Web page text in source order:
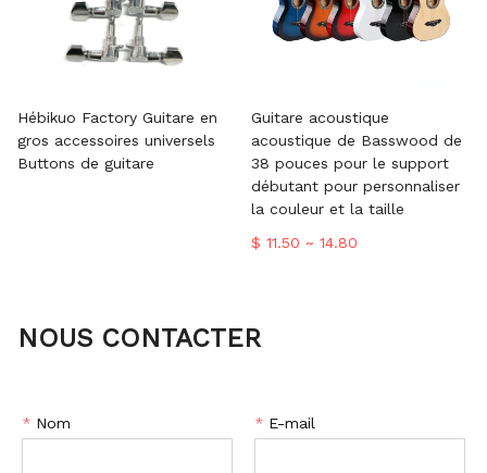
Hébikuo Factory Guitare en
gros accessoires universels
Buttons de guitare
Guitare acoustique
acoustique de Basswood de
38 pouces pour le support
débutant pour personnaliser
la couleur et la taille
$ 11.50 ~ 14.80
NOUS CONTACTER
* Nom * E-mail